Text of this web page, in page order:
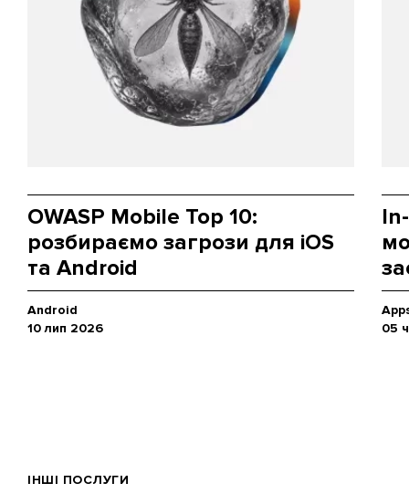
OWASP Mobile Top 10:
розбираємо загрози для iOS
та Android
Android
10 лип 2026
05
ІНШІ ПОСЛУГИ